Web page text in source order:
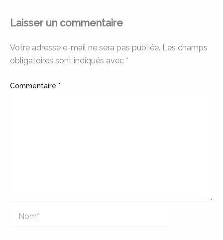
Laisser un commentaire
Votre adresse e-mail ne sera pas publiée. Les champs
obligatoires sont indiqués avec *
Commentaire *